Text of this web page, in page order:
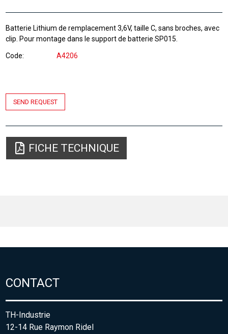
Batterie Lithium de remplacement 3,6V, taille C, sans broches, avec
clip. Pour montage dans le support de batterie SP015.
Code A4206
SEND REQUEST
FICHE TECHNIQUE
CONTACT
TH-Industrie
12-14 Rue Raymon Ridel